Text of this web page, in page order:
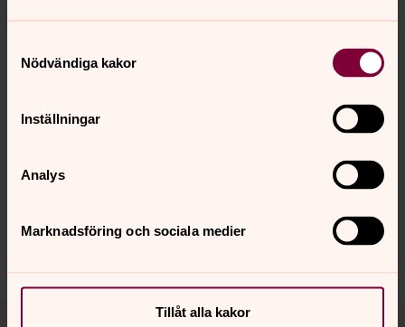
Nödvändiga kakor
Inställningar
Analys
Marknadsföring och sociala medier
Tillåt alla kakor
Senast ändrad 22 augusti 2025
goteborg.stift@svenskakyrkan.se